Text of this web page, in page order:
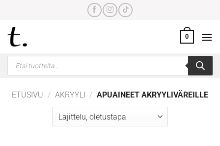
content
0
Products
search
ETUSIVU / AKRYYLI / APUAINEET AKRYYLIVÄREILLE